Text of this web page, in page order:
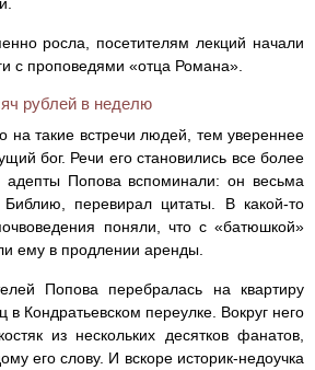
росла, посетителям лекций начали
с проповедями «отца Романа».
рублей в неделю
на такие встречи людей, тем увереннее
бог. Речи его становились все более
Попова вспоминали: он весьма
Библию, перевирал цитаты. В какой-то
поняли, что с «батюшкой»
ему в продлении аренды.
Попова перебралась на квартиру
Кондратьевском переулке. Вокруг него
из нескольких десятков фанатов,
его слову. И вскоре историк-недоучка